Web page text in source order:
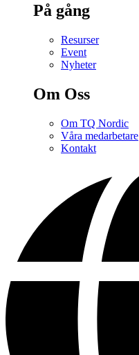
På gång
Resurser
Event
Nyheter
Om Oss
Om TQ Nordic
Våra medarbetare
Kontakt